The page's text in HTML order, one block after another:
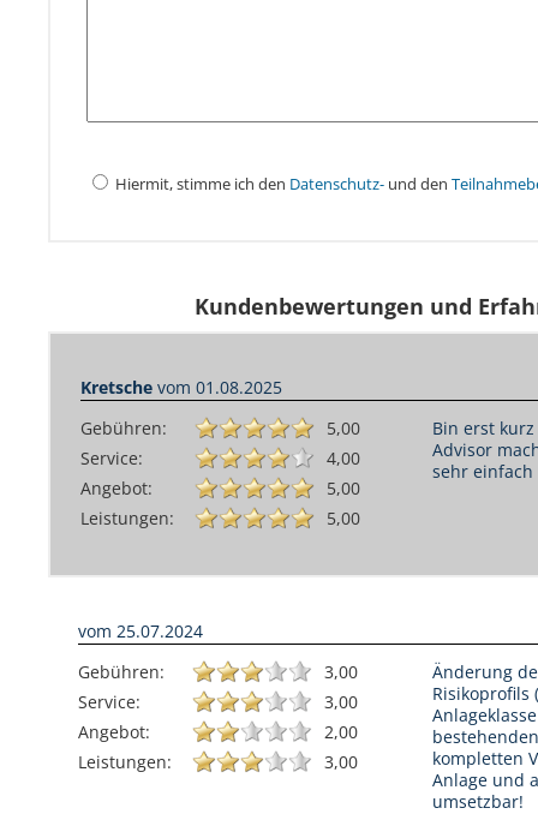
Hiermit, stimme ich den Datenschutz- und den
Kundenbewertungen und
Kretsche vom 01.08.2025
Gebühren:
5,00
Service:
4,00
Angebot:
5,00
Leistungen:
5,00
Bin erst
Advisor
sehr
vom 25.07.2024
Gebühren:
3,00
Service:
3,00
Angebot:
2,00
Leistungen:
3,00
Änderung
Risikoprofils
kompletten
Anlage und
umsetzbar!